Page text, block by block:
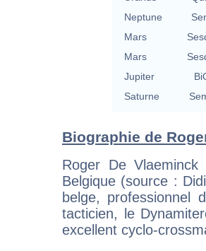
Neptune
Mars
Mars
Jupiter
Saturne
Biographie de
Roger De
Belgique (source :
belge, professionnel
tacticien, le
excellent cyclo-